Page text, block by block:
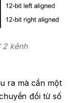
2 kênh
ra mà cần một
đổi từ số